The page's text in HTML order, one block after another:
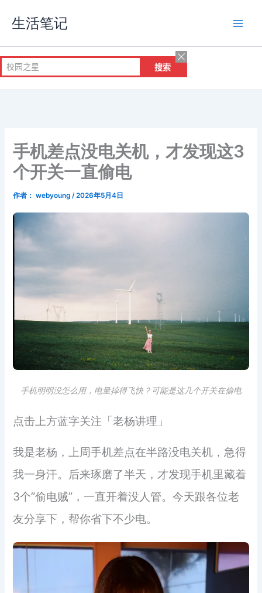
容
生活笔记
手机差点没电关机，才发现这3
个开关一直偷电
作者： webyoung/2026年5月4日
手机明明没怎么用，电量掉得飞快？可能是这几个开关在偷电
点击上方蓝字关注「老杨讲理」
我是老杨，上周手机差点在半路没电关机，急得
我一身汗。后来琢磨了半天，才发现手机里藏着
3个”偷电贼”，一直开着没人管。今天跟各位老
友分享下，帮你省下不少电。